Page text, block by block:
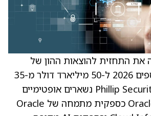
את התחזית להוצאות ההון של
Oracle בשנת הכספים 2026 ל-50 מיליארד דולר מ-35
מיליארד דולר. Phillip Securities נשארים אופטימיים
לגבי מעמדה של Oracle כספקית מתמחה של Oracle